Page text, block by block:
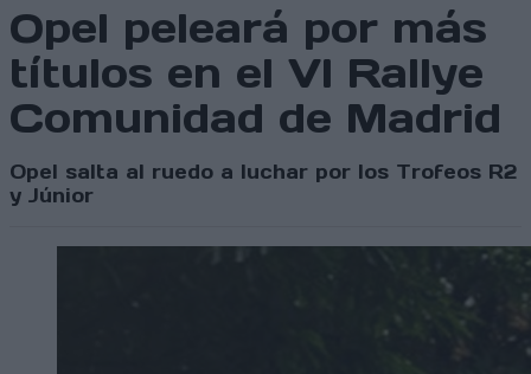
Opel peleará por más
títulos en el VI Rallye
Comunidad de Madrid
Opel salta al ruedo a luchar por los Trofeos R2
y Júnior